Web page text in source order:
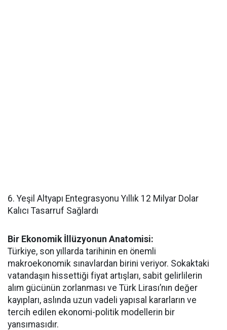
6. Yeşil Altyapı Entegrasyonu Yıllık 12 Milyar Dolar
Kalıcı Tasarruf Sağlardı
Bir Ekonomik İllüzyonun Anatomisi:
Türkiye, son yıllarda tarihinin en önemli
makroekonomik sınavlardan birini veriyor. Sokaktaki
vatandaşın hissettiği fiyat artışları, sabit gelirlilerin
alım gücünün zorlanması ve Türk Lirası’nın değer
kayıpları, aslında uzun vadeli yapısal kararların ve
tercih edilen ekonomi-politik modellerin bir
yansımasıdır.